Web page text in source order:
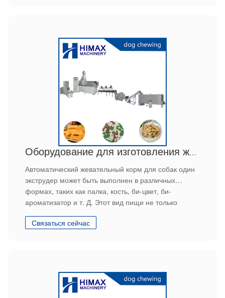
Оборудование для изготовления жевательных резинок для домашних животных
Автоматический жевательный корм для собак один
экструдер может быть выполнен в различных
формах, таких как палка, кость, би-цвет, би-
ароматизатор и т. Д. Этот вид пищи не только
и удовлетворяет увлечение собаки природой.
Связаться сейчас